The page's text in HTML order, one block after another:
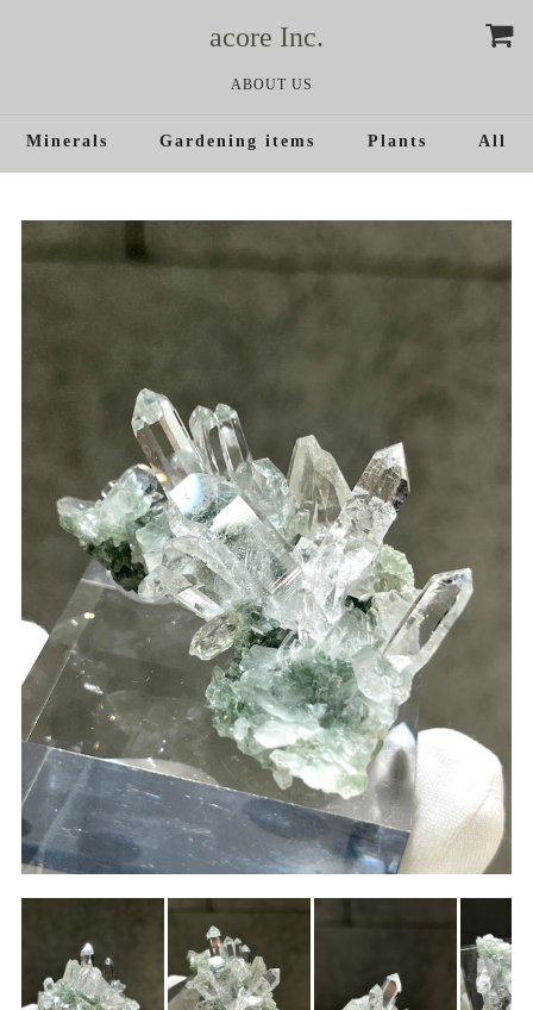
acore Inc.
ABOUT US
Minerals Gardening items Plants All